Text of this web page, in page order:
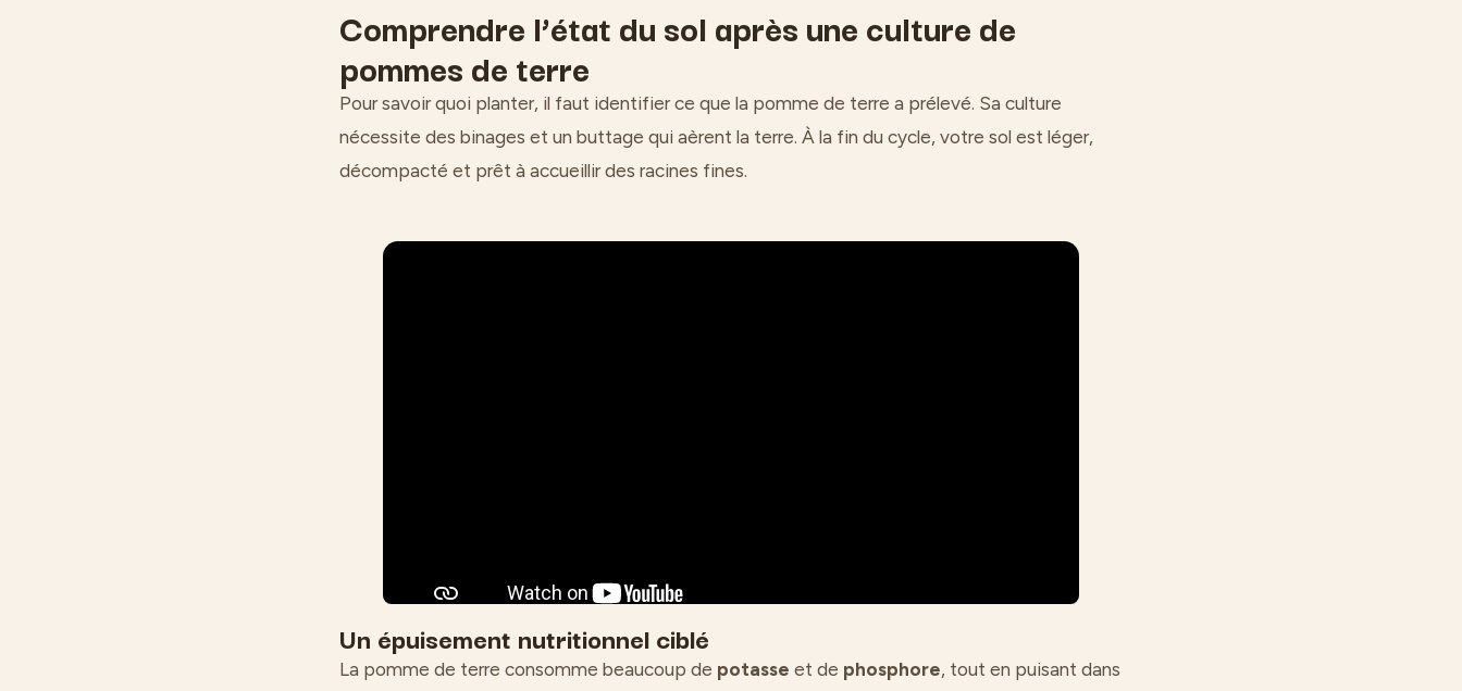
Comprendre l’état du sol après une culture de
pommes de terre
Pour savoir quoi planter, il faut identifier ce que la pomme de terre a prélevé. Sa culture
nécessite des binages et un buttage qui aèrent la terre. À la fin du cycle, votre sol est léger,
décompacté et prêt à accueillir des racines fines.
Un épuisement nutritionnel ciblé
La pomme de terre consomme beaucoup de potasse et de phosphore, tout en puisant dans